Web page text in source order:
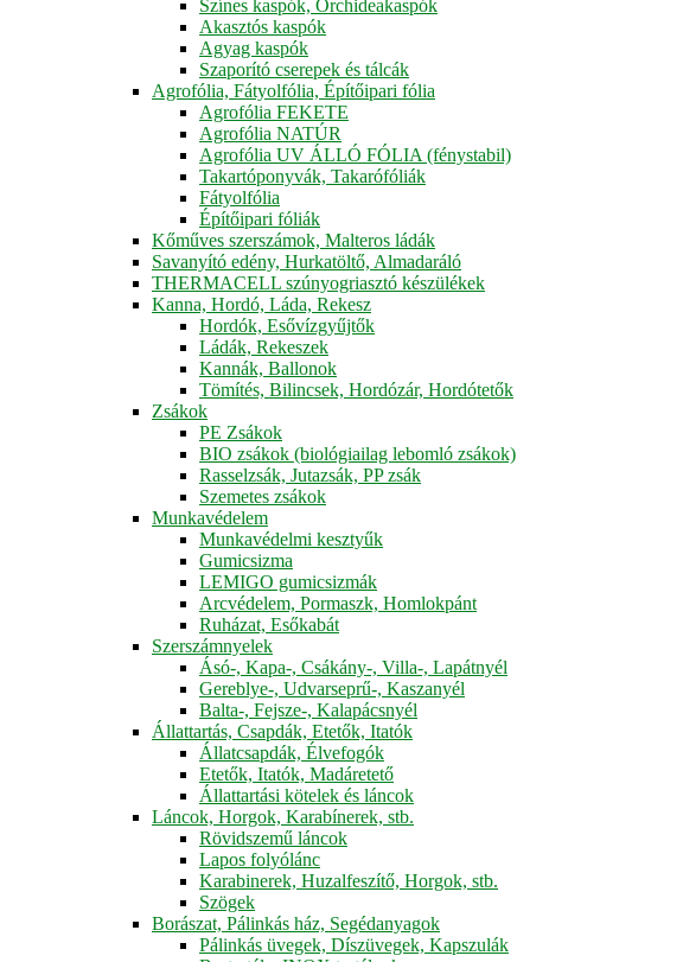
Színes kaspók, Orchideakaspók
Akasztós kaspók
Agyag kaspók
Szaporító cserepek és tálcák
Agrofólia, Fátyolfólia, Építőipari fólia
Agrofólia FEKETE
Agrofólia NATÚR
Agrofólia UV ÁLLÓ FÓLIA (fénystabil)
Takartóponyvák, Takarófóliák
Fátyolfólia
Építőipari fóliák
Kőműves szerszámok, Malteros ládák
Savanyító edény, Hurkatöltő, Almadaráló
THERMACELL szúnyogriasztó készülékek
Kanna, Hordó, Láda, Rekesz
Hordók, Esővízgyűjtők
Ládák, Rekeszek
Kannák, Ballonok
Tömítés, Bilincsek, Hordózár, Hordótetők
Zsákok
PE Zsákok
BIO zsákok (biológiailag lebomló zsákok)
Rasselzsák, Jutazsák, PP zsák
Szemetes zsákok
Munkavédelem
Munkavédelmi kesztyűk
Gumicsizma
LEMIGO gumicsizmák
Arcvédelem, Pormaszk, Homlokpánt
Ruházat, Esőkabát
Szerszámnyelek
Ásó-, Kapa-, Csákány-, Villa-, Lapátnyél
Gereblye-, Udvarseprű-, Kaszanyél
Balta-, Fejsze-, Kalapácsnyél
Állattartás, Csapdák, Etetők, Itatók
Állatcsapdák, Élvefogók
Etetők, Itatók, Madáretető
Állattartási kötelek és láncok
Láncok, Horgok, Karabínerek, stb.
Rövidszemű láncok
Lapos folyólánc
Karabinerek, Huzalfeszítő, Horgok, stb.
Szögek
Borászat, Pálinkás ház, Segédanyagok
Pálinkás üvegek, Díszüvegek, Kapszulák